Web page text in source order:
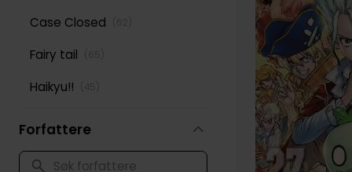
Case Closed
Fairy tail
Haikyu!!
Jujutsu Kaisen
Mushoku Tensei:
Forfattere